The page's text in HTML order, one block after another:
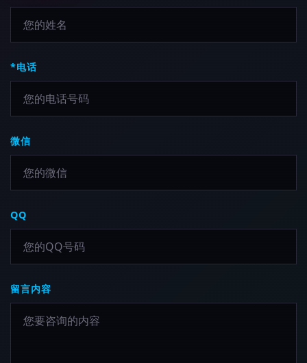
*电话
微信
QQ
留言内容